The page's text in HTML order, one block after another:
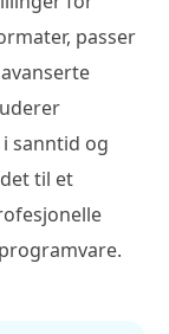
passer
sanntid og
til et